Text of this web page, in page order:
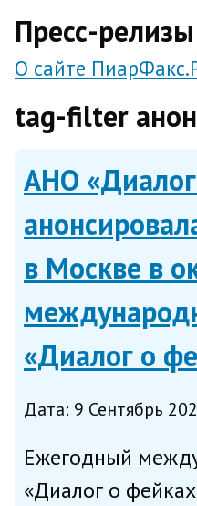
Пресс-
О сайте
tag-filter
АНО
в Москве в
«Диалог о
Дата: 9 Сентябрь
Ежегодный
«Диалог о